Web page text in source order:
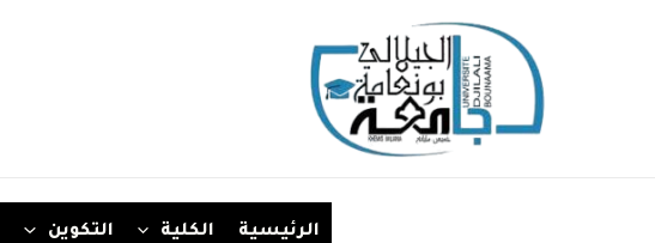
الرئيسية الكلية التكوين